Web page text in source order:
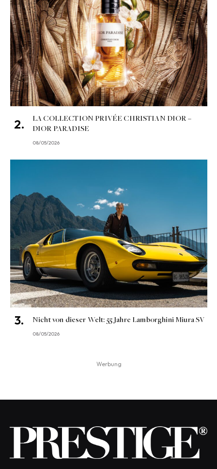
LA COLLECTION PRIVÉE CHRISTIAN DIOR –
DIOR PARADISE
08/05/2026
Nicht von dieser Welt: 55 Jahre Lamborghini Miura SV
08/05/2026
Werbung